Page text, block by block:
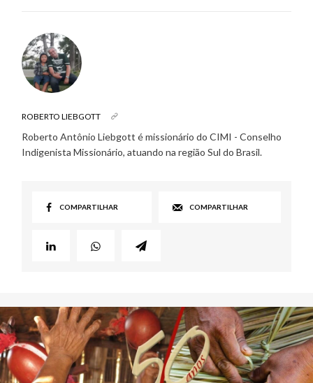
ROBERTO LIEBGOTT
Roberto Antônio Liebgott é missionário do CIMI - Conselho
Indigenista Missionário, atuando na região Sul do Brasil.
COMPARTILHAR COMPARTILHAR